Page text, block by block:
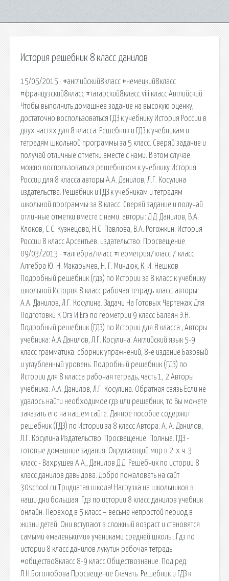
История решебник 8 класс данилов
15/05/2015 · #английский8класс #немецкий8класс
#французский8класс #татарский8класс viii класс Английский.
Чтобы выполнить домашнее задание на высокую оценку,
достаточно воспользоваться ГДЗ к учебнику История России в
двух частях для 8 класса. Решебник и ГДЗ к учебникам и
тетрадям школьной программы за 5 класс. Сверяй задание и
получай отличные отметки вместе с нами. В этом случае
можно воспользоваться решебником к учебнику История
России для 8 класса авторы А.А. Данилов, Л.Г. Косулина
издательства. Решебник и ГДЗ к учебникам и тетрадям
школьной программы за 8 класс. Сверяй задание и получай
отличные отметки вместе с нами. авторы: Д.Д. Данилов, В.А.
Клоков, С.С. Кузнецова, Н.С. Павлова, В.А. Рогожкин. История
России 8 класс Арсентьев. издательство: Просвещение.
09/03/2013 · #алгебра7класс #геометрия7класс 7 класс
Алгебра Ю. Н. Макарычев, Н. Г. Миндюк, К. И. Нешков
Подробный решебник (гдз) по Истории за 8 класс к учебнику
школьной История 8 класс рабочая тетрадь класс. авторы:
А.А. Данилов, Л.Г. Косулина. Задачи На Готовых Чертежах Для
Подготовки К Огэ И Егэ по геометрии 9 класс Балаян Э.Н.
Подробный решебник (ГДЗ) по Истории для 8 класса , Авторы
учебника: А.А Данилов, Л.Г. Косулина. Английский язык 5-9
класс грамматика: сборник упражнений, 8-е издание Базовый
и углубленный уровень. Подробный решебник (ГДЗ) по
Истории для 8 класса рабочая тетрадь, часть 1, 2 Авторы
учебника: А.А. Данилов, Л.Г. Косулина. Обратная связь Если не
удалось найти необходимое гдз или решебник, то Вы можете
заказать его на нашем сайте. Данное пособие содержит
решебник (ГДЗ) по Истории за 8 класс Автора: А. А. Данилов,
Л.Г. Косулина Издательство: Просвещение. Полные. ГДЗ -
готовые домашние задания. Окружающий мир в 2-х ч. 3
класс - Вахрушев А.А., Данилов Д.Д. Решебник по истории 8
класс данилов давыдова. Добро пожаловать на сайт
30school.ru Тридцатая школа! Нагрузка на школьников в
наши дни большая. Гдз по истории 8 класс данилов учебник
онлайн. Переход в 5 класс – весьма непростой период в
жизни детей. Они вступают в сложный возраст и становятся
самыми «маленькими» учениками средней школы. Гдз по
истории 8 класс данилов лукутин рабочая тетрадь.
#общество8класс 8-9 класс Обществознание. Под ред.
Л.Н.Боголюбова Просвещение Скачать. Решебник и ГДЗ к